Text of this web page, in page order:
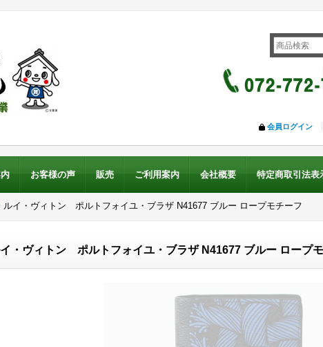
ルイ・ヴィトン ポルトフォイユ・ブラザ N41677 ブルー ロープモチーフ
会員ログイン
お客様の声 販売 ご利用案内 会社概要 特定商取引法表
・ヴィトン ポルトフォイユ・ブラザ N41677 ブルー ロープ